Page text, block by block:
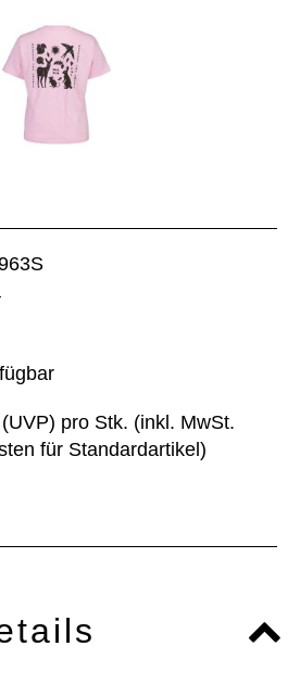
(UVP) pro Stk. (inkl. MwSt.
für Standardartikel)